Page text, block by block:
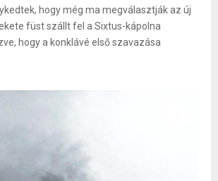
hogy még ma megválasztják az új
füst szállt fel a Sixtus-kápolna
hogy a konklávé első szavazása